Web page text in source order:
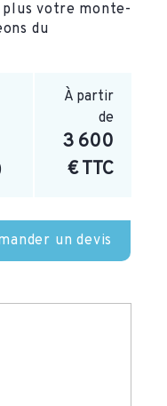
plus votre monte-
du
À partir
de
3 600
€ TTC
un devis